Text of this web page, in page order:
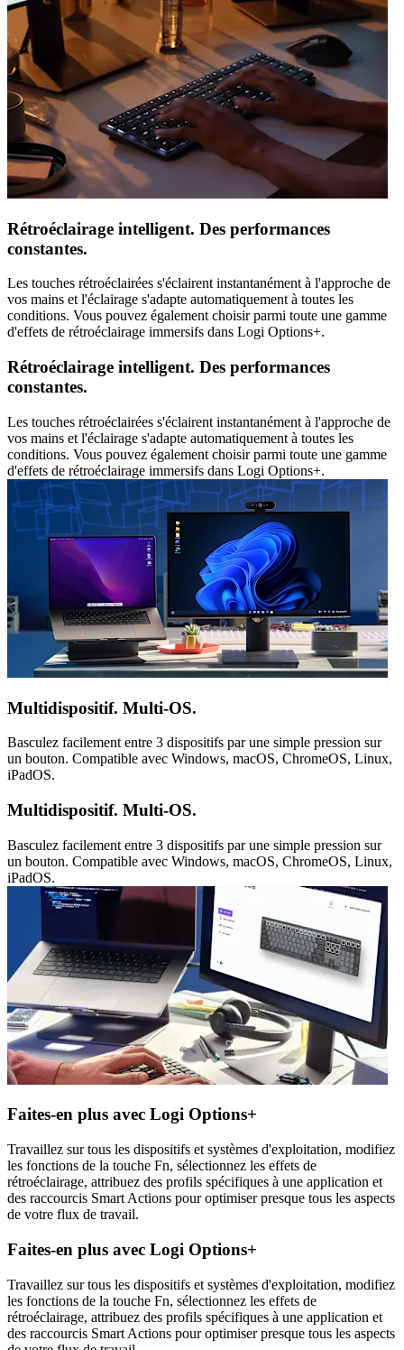
Rétroéclairage intelligent. Des performances
constantes.
Les touches rétroéclairées s'éclairent instantanément à l'approche de
vos mains et l'éclairage s'adapte automatiquement à toutes les
conditions. Vous pouvez également choisir parmi toute une gamme
d'effets de rétroéclairage immersifs dans Logi Options+.
Rétroéclairage intelligent. Des performances
constantes.
Les touches rétroéclairées s'éclairent instantanément à l'approche de
vos mains et l'éclairage s'adapte automatiquement à toutes les
conditions. Vous pouvez également choisir parmi toute une gamme
d'effets de rétroéclairage immersifs dans Logi Options+.
Multidispositif. Multi-OS.
Basculez facilement entre 3 dispositifs par une simple pression sur
un bouton. Compatible avec Windows, macOS, ChromeOS, Linux,
iPadOS.
Multidispositif. Multi-OS.
Basculez facilement entre 3 dispositifs par une simple pression sur
un bouton. Compatible avec Windows, macOS, ChromeOS, Linux,
iPadOS.
Faites-en plus avec Logi Options+
Travaillez sur tous les dispositifs et systèmes d'exploitation, modifiez
les fonctions de la touche Fn, sélectionnez les effets de
rétroéclairage, attribuez des profils spécifiques à une application et
des raccourcis Smart Actions pour optimiser presque tous les aspects
de votre flux de travail.
Faites-en plus avec Logi Options+
Travaillez sur tous les dispositifs et systèmes d'exploitation, modifiez
les fonctions de la touche Fn, sélectionnez les effets de
rétroéclairage, attribuez des profils spécifiques à une application et
des raccourcis Smart Actions pour optimiser presque tous les aspects